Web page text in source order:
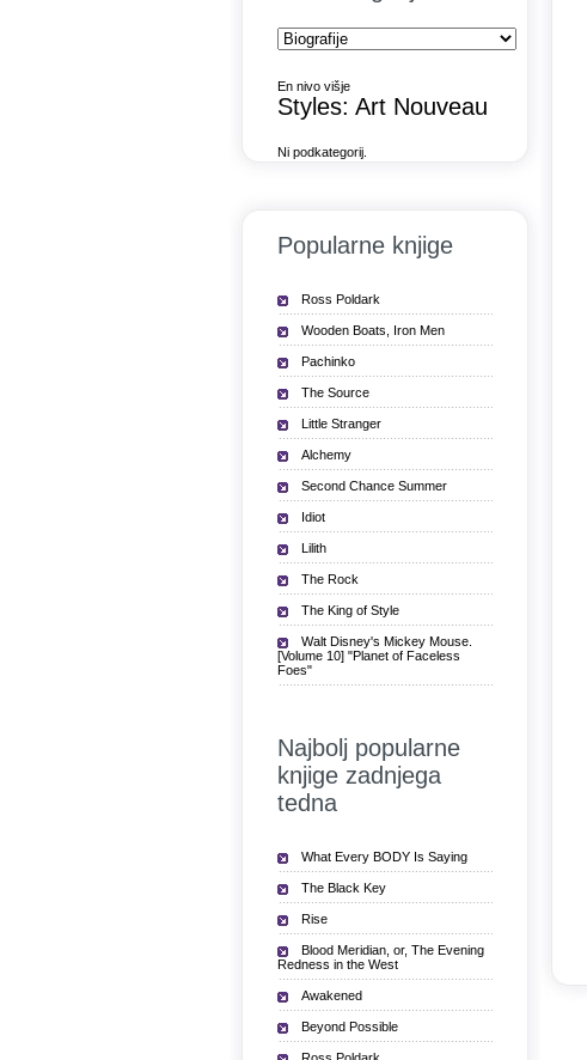
En nivo višje
Styles: Art Nouveau
Ni podkategorij.
Popularne knjige
Ross Poldark
Wooden Boats, Iron Men
Pachinko
The Source
Little Stranger
Alchemy
Second Chance Summer
Idiot
Lilith
The Rock
The King of Style
Walt Disney's Mickey Mouse.
[Volume 10] "Planet of Faceless
Foes"
Najbolj popularne
knjige zadnjega
tedna
What Every BODY Is Saying
The Black Key
Rise
Blood Meridian, or, The Evening
Redness in the West
Awakened
Beyond Possible